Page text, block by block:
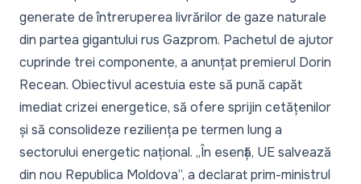
generate de întreruperea livrărilor de gaze naturale
din partea gigantului rus Gazprom. Pachetul de ajutor
cuprinde trei componente, a anunțat premierul Dorin
Recean. Obiectivul acestuia este să pună capăt
imediat crizei energetice, să ofere sprijin cetățenilor
și să consolideze reziliența pe termen lung a
sectorului energetic național. „În esență, UE salvează
din nou Republica Moldova”, a declarat prim-ministrul